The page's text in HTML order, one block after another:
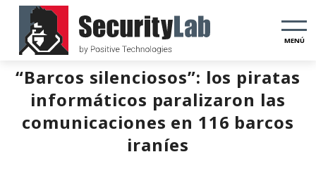
MENÚ
“Barcos silenciosos”: los piratas
informáticos paralizaron las
comunicaciones en 116 barcos
iraníes